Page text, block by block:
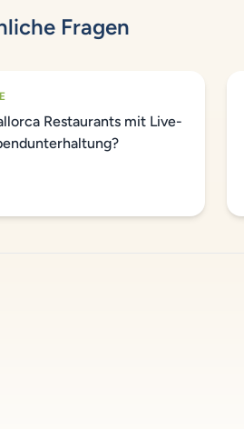
Fragen
Restaurants mit Live-